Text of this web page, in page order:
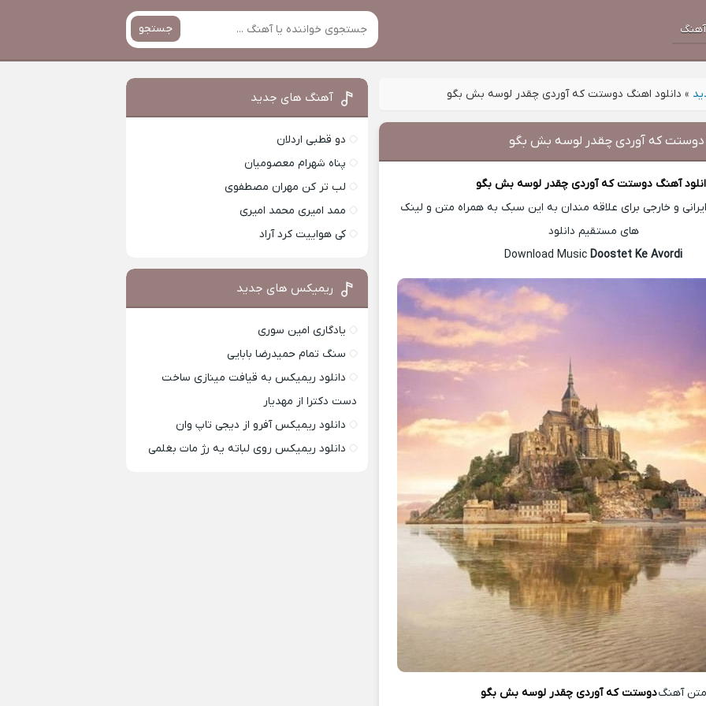
جستجو
» دانلود اهنگ دوستت که آوردی چقدر لوسه بش بگو
دوستت که آوردی چقدر لوسه بش بگو
آهنگ دوستت که آوردی چقدر لوسه بش بگو
و خارجی برای علاقه مندان به این سبک به همراه متن و لینک
های مستقیم دانلود
Doostet Ke Avordi
آهنگدوستت که آوردی چقدر لوسه بش بگو
آهنگ های جدید
دو قطبی اردلان
پناه شهرام معصومیان
لب تر کن مهران مصطفوی
ممد امیری محمد امیری
کی هواییت کرد آراد
ریمیکس های جدید
یادگاری امین سوری
سنگ تمام حمیدرضا بابایی
دانلود ریمیکس به قیافت مینازی ساخت
دست دکترا از مهدیار
دانلود ریمیکس آفرو از ديجی تاپ وان
دانلود ریمیکس روی لباته یه رژ مات بغلمی